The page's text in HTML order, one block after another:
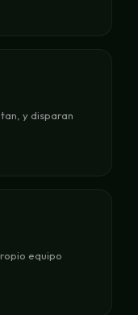
y disparan
equipo